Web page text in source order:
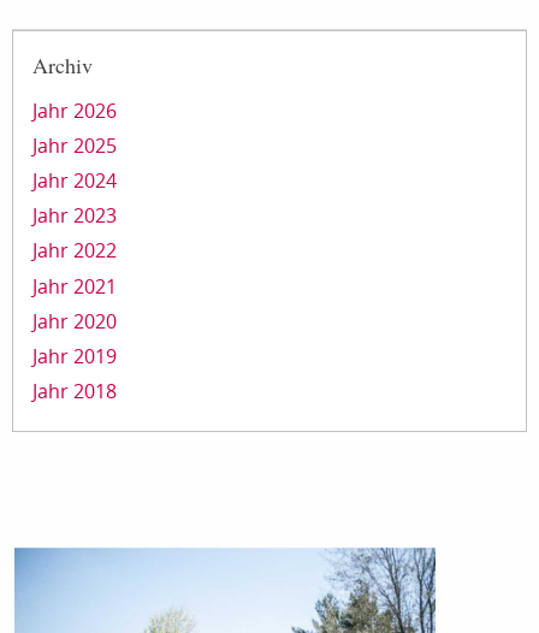
Archiv
Jahr 2026
Jahr 2025
Jahr 2024
Jahr 2023
Jahr 2022
Jahr 2021
Jahr 2020
Jahr 2019
Jahr 2018